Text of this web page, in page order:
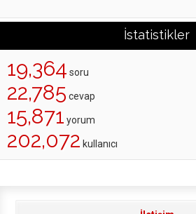
İstatistikler
19,364 soru
22,785 cevap
15,871 yorum
202,072 kullanıcı